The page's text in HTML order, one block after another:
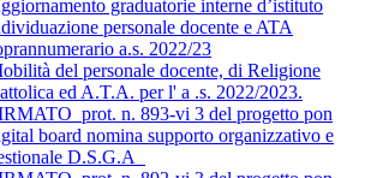
graduatorie interne d’istituto
personale docente e ATA
a.s. 2022/23
del personale docente, di Religione
ed A.T.A. per l' a .s. 2022/2023.
n. 893-vi 3 del progetto pon
board nomina supporto organizzativo e
D.S.G.A_